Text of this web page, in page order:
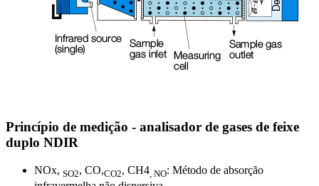
Princípio de medição - analisador de gases de feixe
duplo NDIR
NOx, SO2, CO,CO2, CH4, NO: Método de absorção